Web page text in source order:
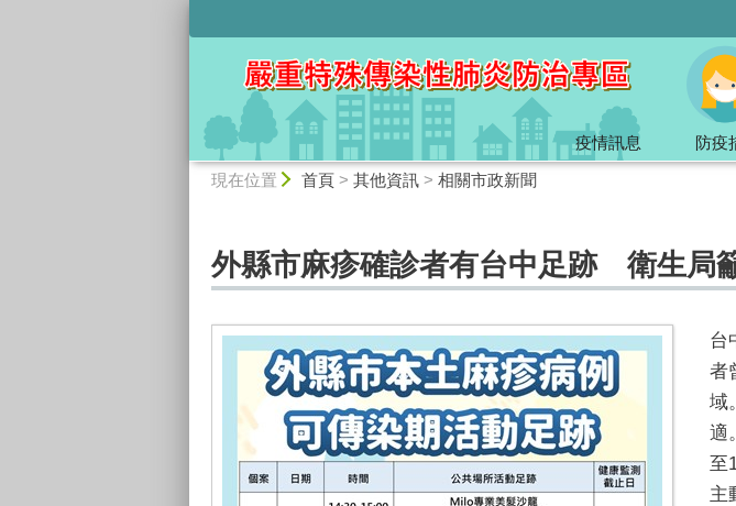
疫情訊息 防疫
現在位置 首頁> 其他資訊> 相關市政新聞
外縣市麻疹確診者有台中足跡 衛生局
台
者
域
適
至
主